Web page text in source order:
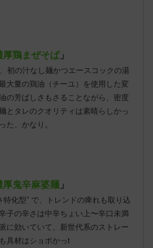
厚鶏まぜそば」
初の汁なし麺かつエースコックの湯
大量の鶏油（チーユ）を使用した変
の芳ばしさもさることながら、密度
とタレのクオリティは素晴らしかっ
た、かなり。
厚鬼辛麻婆麺 」
特化型” で、トレンドの痺れも取り込
子の辛さは中辛ちょい上〜辛口未満
に効いていて、新世代系のストレー
具材はショボかっt